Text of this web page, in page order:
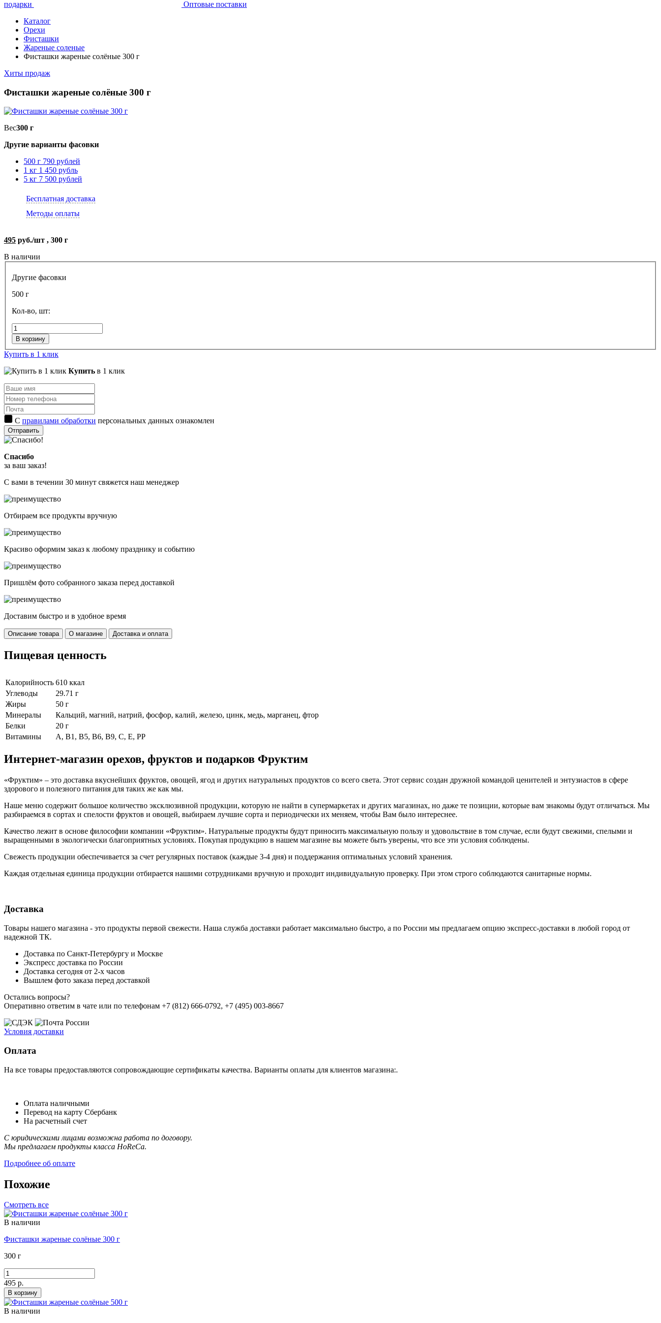
подарки
Оптовые поставки
Каталог
Орехи
Фисташки
Жареные соленые
Фисташки жареные солёные 300 г
Хиты продаж
Фисташки жареные солёные 300 г
Вес300 г
Другие варианты фасовки
500 г 790 рублей
1 кг 1 450 рубль
5 кг 7 500 рублей
Бесплатная доставка
Методы оплаты
495 руб./шт , 300 г
В наличии
Другие фасовки
500 г
Кол-во, шт:
В корзину
Купить в 1 клик
Купить в 1 клик
С правилами обработки персональных данных ознакомлен
Отправить
Спасибо
за ваш заказ!
С вами в течении 30 минут свяжется наш менеджер
Отбираем все продукты вручную
Красиво оформим заказ к любому празднику и событию
Пришлём фото собранного заказа перед доставкой
Доставим быстро и в удобное время
Описание товара О магазине Доставка и оплата
Пищевая ценность
Калорийность 610 ккал
Углеводы
29.71 г
Жиры
50 г
Минералы
Кальций, магний, натрий, фосфор, калий, железо, цинк, медь, марганец, фтор
Белки
20 г
Витамины
А, В1, В5, В6, В9, С, Е, РР
Интернет-магазин орехов, фруктов и подарков Фруктим
«Фруктим» – это доставка вкуснейших фруктов, овощей, ягод и других натуральных продуктов со всего света. Этот сервис создан дружной командой ценителей и энтузиастов в сфере
здорового и полезного питания для таких же как мы.
Наше меню содержит большое количество эксклюзивной продукции, которую не найти в супермаркетах и других магазинах, но даже те позиции, которые вам знакомы будут отличаться. Мы
разбираемся в сортах и спелости фруктов и овощей, выбираем лучшие сорта и периодически их меняем, чтобы Вам было интереснее.
Качество лежит в основе философии компании «Фруктим». Натуральные продукты будут приносить максимальную пользу и удовольствие в том случае, если будут свежими, cпелыми и
выращенными в экологически благоприятных условиях. Покупая продукцию в нашем магазине вы можете быть уверены, что все эти условия соблюдены.
Свежесть продукции обеспечивается за счет регулярных поставок (каждые 3-4 дня) и поддержания оптимальных условий хранения.
Каждая отдельная единица продукции отбирается нашими сотрудниками вручную и проходит индивидуальную проверку. При этом строго соблюдаются санитарные нормы.
Доставка
Товары нашего магазина - это продукты первой свежести. Наша служба доставки работает максимально быстро, а по России мы предлагаем опцию экспресс-доставки в любой город от
надежной ТК.
Доставка по Санкт-Петербургу и Москве
Экспресс доставка по России
Доставка сегодня от 2-х часов
Вышлем фото заказа перед доставкой
Остались вопросы?
Оперативно ответим в чате или по телефонам +7 (812) 666-0792, +7 (495) 003-8667
Условия доставки
Оплата
На все товары предоставляются сопровождающие сертификаты качества. Варианты оплаты для клиентов магазина:.
Оплата наличными
Перевод на карту Сбербанк
На расчетный счет
С юридическими лицами возможна работа по договору.
Мы предлагаем продукты класса HoReCa.
Подробнее об оплате
Похожие
Смотреть все
В наличии
Фисташки жареные солёные 300 г
300 г
495 р.
В корзину
В наличии